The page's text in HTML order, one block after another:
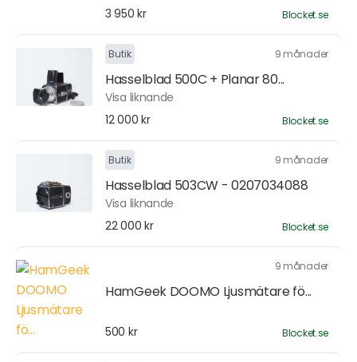
3 950 kr
Blocket.se
Butik 9 månader
Hasselblad 500C + Planar 80...
Visa liknande
12 000 kr
Blocket.se
Butik 9 månader
Hasselblad 503CW - 0207034088
Visa liknande
22 000 kr
Blocket.se
9 månader
HamGeek DOOMO Ljusmätare fö...
500 kr Blocket.se